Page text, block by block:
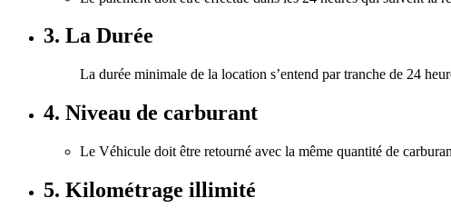
3. La Durée
La durée minimale de la location s’entend par tranche de 24
4. Niveau de carburant
Le Véhicule doit être retourné avec la même quantité de
5. Kilométrage illimité